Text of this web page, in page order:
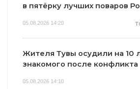
в пятёрку лучших поваров
05.08.2026 14:20
Жителя Тувы осудили на 10
знакомого после конфликта
05.08.2026 14:10